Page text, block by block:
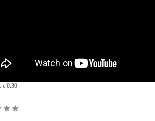
с 0.30